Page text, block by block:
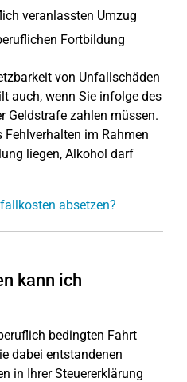
veranlassten Umzug
Fortbildung
von Unfallschäden
auch, wenn Sie infolge des
Geldstrafe zahlen müssen.
im Rahmen
liegen, Alkohol darf
absetzen?
kann ich
bedingten Fahrt
dabei entstandenen
in Ihrer Steuererklärung